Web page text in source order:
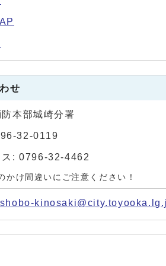
せ
本部城崎分署
32-0119
ス: 0796-32-4462
かけ間違いにご注意ください！
shobo-